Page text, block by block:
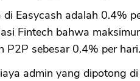
Easycash adalah 0.4%
Fintech bahwa
P2P sebesar 0.4% per hari.
admin yang dipotong